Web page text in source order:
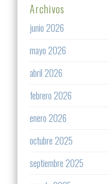
Archivos
junio 2026
mayo 2026
abril 2026
febrero 2026
enero 2026
octubre 2025
septiembre 2025